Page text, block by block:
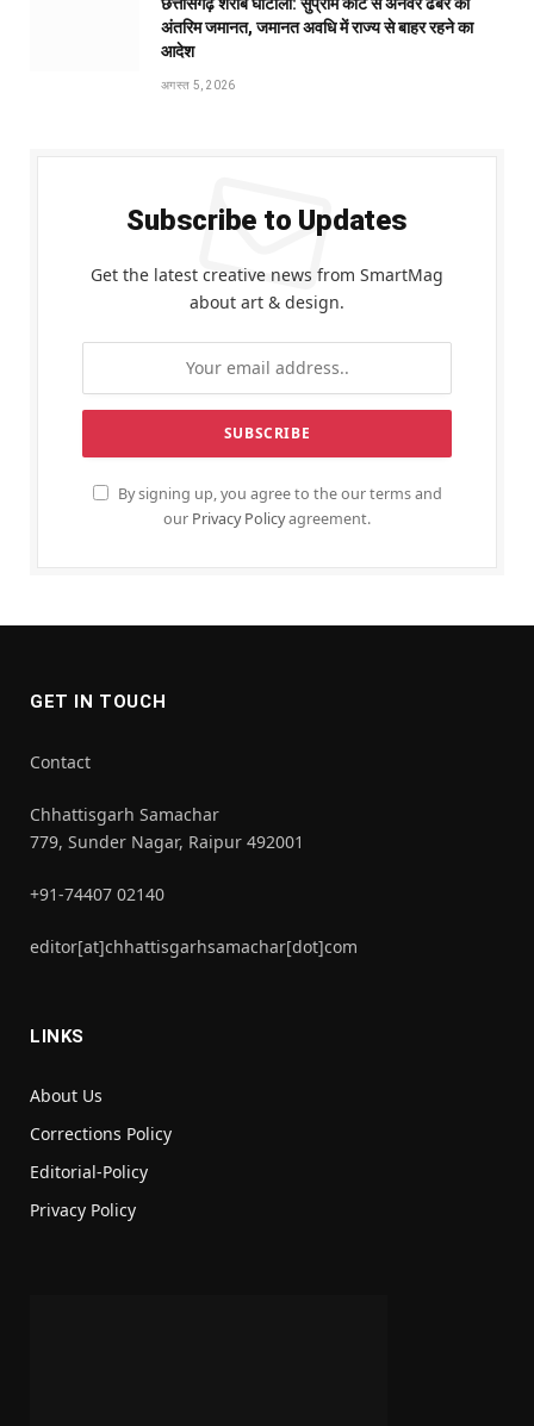
अंतरिम जमानत, जमानत अवधि में राज्य से बाहर रहने का
आदेश
अगस्त 5, 2026
Subscribe to Updates
Get the latest creative news from SmartMag
about art & design.
By signing up, you agree to the our terms and
our Privacy Policyagreement.
GET IN TOUCH
Contact
Chhattisgarh Samachar
779, Sunder Nagar, Raipur 492001
+91-74407 02140
editor[at]chhattisgarhsamachar[dot]com
LINKS
About Us
Corrections Policy
Editorial-Policy
Privacy Policy